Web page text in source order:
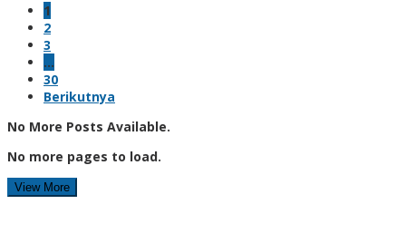
1
2
3
…
30
Berikutnya
No More Posts Available.
No more pages to load.
View More